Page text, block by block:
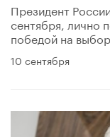
Президент
сентября, лично
победой на
10 сентября